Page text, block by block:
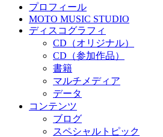
プロフィール
MOTO MUSIC STUDIO
ディスコグラフィ
CD（オリジナル）
CD（参加作品）
書籍
マルチメディア
データ
コンテンツ
ブログ
スペシャルトピック